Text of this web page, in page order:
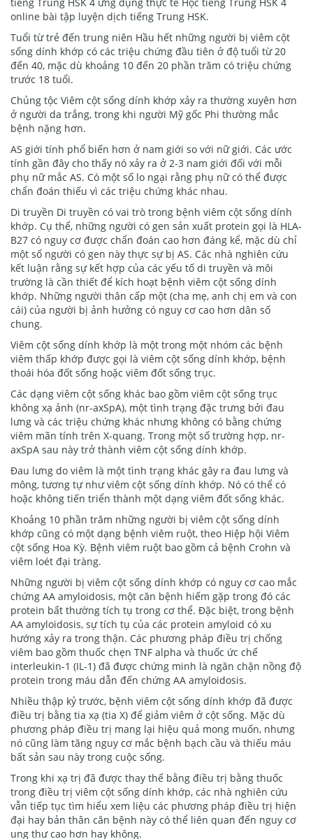
online bài tập luyện dịch tiếng Trung HSK.
Tuổi từ trẻ đến trung niên Hầu hết những người bị viêm cột
sống dính khớp có các triệu chứng đầu tiên ở độ tuổi từ 20
đến 40, mặc dù khoảng 10 đến 20 phần trăm có triệu chứng
trước 18 tuổi.
Chủng tộc Viêm cột sống dính khớp xảy ra thường xuyên hơn
ở người da trắng, trong khi người Mỹ gốc Phi thường mắc
bệnh nặng hơn.
AS giới tính phổ biến hơn ở nam giới so với nữ giới. Các ước
tính gần đây cho thấy nó xảy ra ở 2-3 nam giới đối với mỗi
phụ nữ mắc AS. Có một số lo ngại rằng phụ nữ có thể được
chẩn đoán thiếu vì các triệu chứng khác nhau.
Di truyền Di truyền có vai trò trong bệnh viêm cột sống dính
khớp. Cụ thể, những người có gen sản xuất protein gọi là HLA-
B27 có nguy cơ được chẩn đoán cao hơn đáng kể, mặc dù chỉ
một số người có gen này thực sự bị AS. Các nhà nghiên cứu
kết luận rằng sự kết hợp của các yếu tố di truyền và môi
trường là cần thiết để kích hoạt bệnh viêm cột sống dính
khớp. Những người thân cấp một (cha mẹ, anh chị em và con
cái) của người bị ảnh hưởng có nguy cơ cao hơn dân số
chung.
Viêm cột sống dính khớp là một trong một nhóm các bệnh
viêm thấp khớp được gọi là viêm cột sống dính khớp, bệnh
thoái hóa đốt sống hoặc viêm đốt sống trục.
Các dạng viêm cột sống khác bao gồm viêm cột sống trục
không xạ ảnh (nr-axSpA), một tình trạng đặc trưng bởi đau
lưng và các triệu chứng khác nhưng không có bằng chứng
viêm mãn tính trên X-quang. Trong một số trường hợp, nr-
axSpA sau này trở thành viêm cột sống dính khớp.
Đau lưng do viêm là một tình trạng khác gây ra đau lưng và
mông, tương tự như viêm cột sống dính khớp. Nó có thể có
hoặc không tiến triển thành một dạng viêm đốt sống khác.
Khoảng 10 phần trăm những người bị viêm cột sống dính
khớp cũng có một dạng bệnh viêm ruột, theo Hiệp hội Viêm
cột sống Hoa Kỳ. Bệnh viêm ruột bao gồm cả bệnh Crohn và
viêm loét đại tràng.
Những người bị viêm cột sống dính khớp có nguy cơ cao mắc
chứng AA amyloidosis, một căn bệnh hiếm gặp trong đó các
protein bất thường tích tụ trong cơ thể. Đặc biệt, trong bệnh
AA amyloidosis, sự tích tụ của các protein amyloid có xu
hướng xảy ra trong thận. Các phương pháp điều trị chống
viêm bao gồm thuốc chẹn TNF alpha và thuốc ức chế
interleukin-1 (IL-1) đã được chứng minh là ngăn chặn nồng độ
protein trong máu dẫn đến chứng AA amyloidosis.
Nhiều thập kỷ trước, bệnh viêm cột sống dính khớp đã được
điều trị bằng tia xạ (tia X) để giảm viêm ở cột sống. Mặc dù
phương pháp điều trị mang lại hiệu quả mong muốn, nhưng
nó cũng làm tăng nguy cơ mắc bệnh bạch cầu và thiếu máu
bất sản sau này trong cuộc sống.
Trong khi xạ trị đã được thay thế bằng điều trị bằng thuốc
trong điều trị viêm cột sống dính khớp, các nhà nghiên cứu
vẫn tiếp tục tìm hiểu xem liệu các phương pháp điều trị hiện
đại hay bản thân căn bệnh này có thể liên quan đến nguy cơ
ung thư cao hơn hay không.